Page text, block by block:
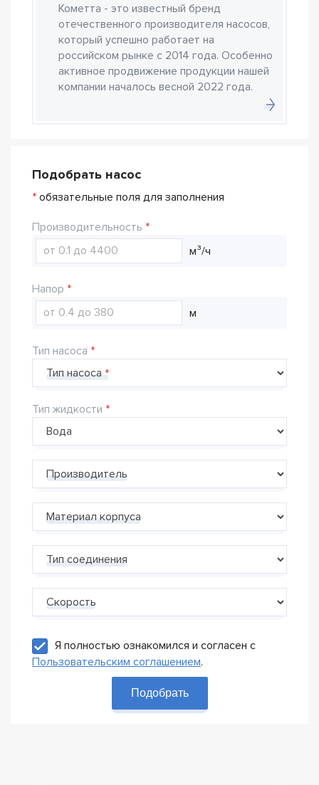
Кометта - это известный бренд
отечественного производителя насосов,
который успешно работает на
российском рынке с 2014 года. Особенно
активное продвижение продукции нашей
компании началось весной 2022 года.
Подобрать насос
* обязательные поля для заполнения
Производительность
м³/ч
Напор
м
Тип насоса
Тип насоса
Тип жидкости
Производитель
Материал корпуса
Тип соединения
Скорость
Я полностью ознакомился и согласен с
Пользовательским соглашением.
Подобрать